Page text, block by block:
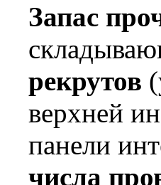
Запас
рекрутов
верхней
панели
числа